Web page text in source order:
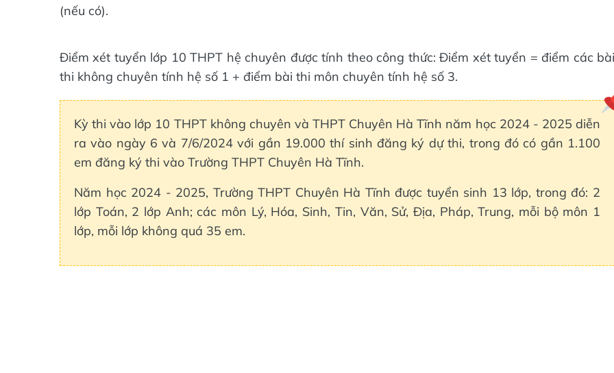
(nếu có).
Điểm xét tuyển lớp 10 THPT hệ chuyên được tính theo công thức: Điểm xét tuyển = điểm các bài
thi không chuyên tính hệ số 1 + điểm bài thi môn chuyên tính hệ số 3.
Kỳ thi vào lớp 10 THPT không chuyên và THPT Chuyên Hà Tĩnh năm học 2024 - 2025 diễn
ra vào ngày 6 và 7/6/2024 với gần 19.000 thí sinh đăng ký dự thi, trong đó có gần 1.100
em đăng ký thi vào Trường THPT Chuyên Hà Tĩnh.
Năm học 2024 - 2025, Trường THPT Chuyên Hà Tĩnh được tuyển sinh 13 lớp, trong đó: 2
lớp Toán, 2 lớp Anh; các môn Lý, Hóa, Sinh, Tin, Văn, Sử, Địa, Pháp, Trung, mỗi bộ môn 1
lớp, mỗi lớp không quá 35 em.